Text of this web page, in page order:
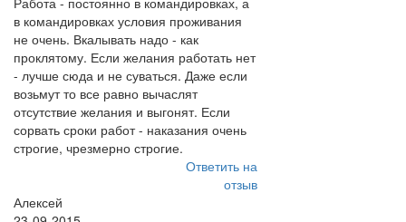
в командировках условия проживания
не очень. Вкалывать надо - как
проклятому. Если желания работать нет
- лучше сюда и не суваться. Даже если
возьмут то все равно вычаслят
отсутствие желания и выгонят. Если
сорвать сроки работ - наказания очень
строгие, чрезмерно строгие.
Ответить на
отзыв
Алексей